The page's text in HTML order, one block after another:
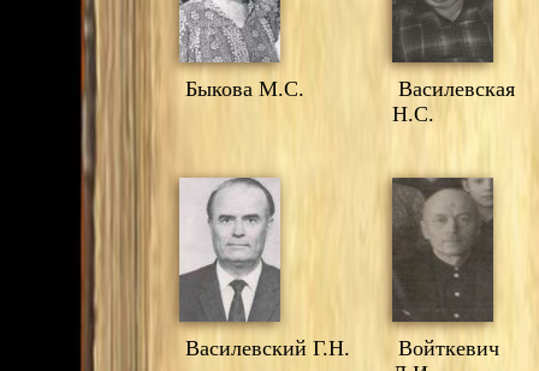
Быкова М.С.
Василевская
Н.С.
Василевский Г.Н.
Войткевич